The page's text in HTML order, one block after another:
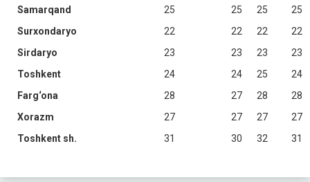
Samarqand
25 25 25
25
Surxondaryo
22 22 22
22
Sirdaryo
23 23 23
23
Toshkent
24 24 25
24
Farg‘ona
28 27 28
28
Xorazm
27 27 27
27
Toshkent sh.
31 30 32 31